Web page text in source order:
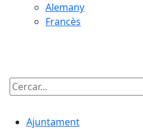
Alemany
Francès
Cercar:
Ajuntament